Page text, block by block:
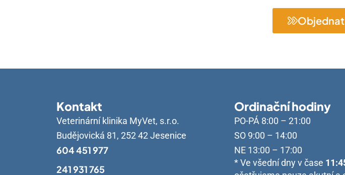
Kontakt
Veterinární klinika MyVet, s.r.o.
Budějovická 81, 252 42 Jesenice
604 451 977
241 931 765
Ordinační hodiny
PO-PÁ 8:00 – 21:00
SO 9:00 – 14:00
NE 13:00 – 17:00
* Ve všední dny v čase